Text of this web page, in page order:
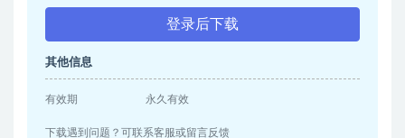
登录后下载
其他信息
有效期 永久有效
下载遇到问题？可联系客服或留言反馈